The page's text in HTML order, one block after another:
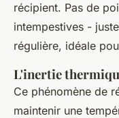
récipient. Pas de
intempestives -
régulière, idéale
L'inertie
Ce phénomène de
maintenir une